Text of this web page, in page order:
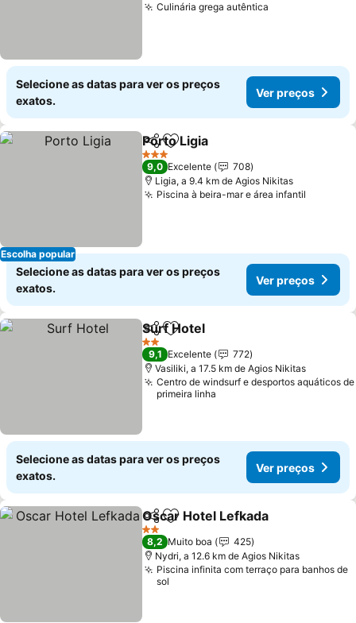
Culinária grega autêntica
Selecione as datas para ver os preços
exatos.
Ver preços
Escolha popular
PartilharAdicionar aos favoritos
Porto Ligia
3 Estrelas
9,0 Excelente
708
Ligia, a 9.4 km de Agios Nikitas
Piscina à beira-mar e área infantil
Selecione as datas para ver os preços
exatos.
Ver preços
PartilharAdicionar aos favoritos
Surf Hotel
2 Estrelas
9,1 Excelente
772
Vasiliki, a 17.5 km de Agios Nikitas
Centro de windsurf e desportos aquáticos de
primeira linha
Selecione as datas para ver os preços
exatos.
Ver preços
PartilharAdicionar aos favoritos
Oscar Hotel Lefkada
2 Estrelas
8,2 Muito boa
425
Nydri, a 12.6 km de Agios Nikitas
Piscina infinita com terraço para banhos de
sol